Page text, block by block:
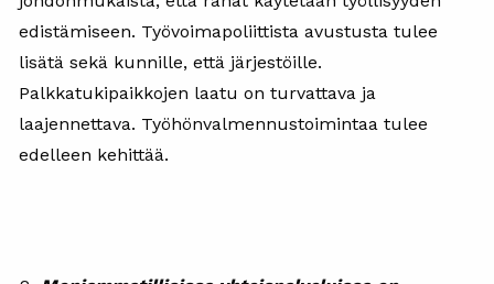
edistämiseen. Työvoimapoliittista avustusta tulee
lisätä sekä kunnille, että järjestöille.
Palkkatukipaikkojen laatu on turvattava ja
laajennettava. Työhönvalmennustoimintaa tulee
edelleen kehittää.